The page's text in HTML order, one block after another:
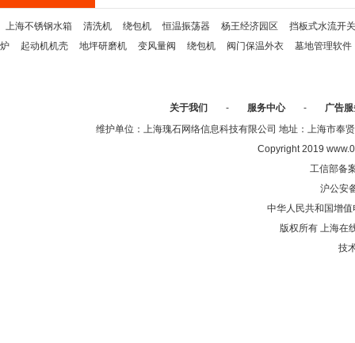
上海不锈钢水箱 清洗机 绕包机 恒温振荡器 杨王经济园区
挡板式水流开关
炉
起动机机壳 地坪研磨机 变风量阀 绕包机 阀门保温外衣 墓地管理软件
关于我们 - 服务中心 -
广告
维护单位：上海瑰石网络信息科技有限公司 地址：上海市
Copyright 2019
工信部备
沪公安
中华人民共和国增
版权所有 上海在
技